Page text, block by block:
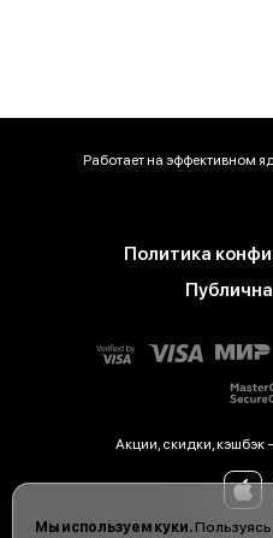
Мы используем куки.Пользуясь
Работает на эффективном
Политика
Акции, скидки,